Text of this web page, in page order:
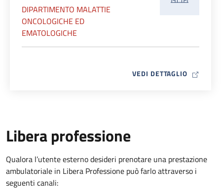
DIPARTIMENTO MALATTIE
ONCOLOGICHE ED
EMATOLOGICHE
VEDI DETTAGLIO MAP ICON
Libera professione
Qualora l’utente esterno desideri prenotare una prestazione
ambulatoriale in Libera Professione può farlo attraverso i
seguenti canali: